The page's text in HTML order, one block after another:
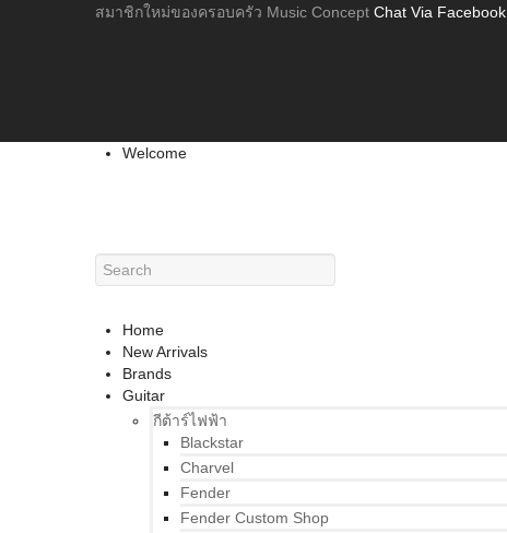
สมาชิกใหม่ของครอบครัว Music Concept Chat Via Facebook
Welcome
Home
New Arrivals
Brands
Guitar
กีต้าร์ไฟฟ้า
Blackstar
Charvel
Fender
Fender Custom Shop